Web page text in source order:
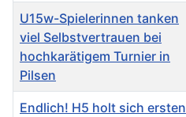
U15w-Spielerinnen tanken
viel Selbstvertrauen bei
hochkarätigem Turnier in
Pilsen
Endlich! H5 holt sich ersten